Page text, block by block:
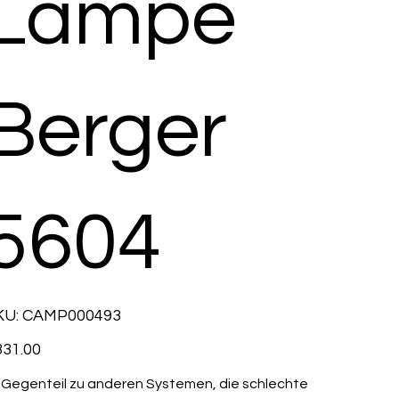
SKU
CAMP000493
CAMP000493
Gegenteil zu anderen Systemen, die schlechte